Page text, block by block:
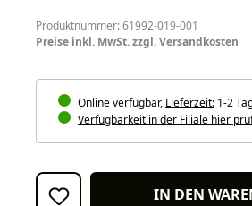
Produktnummer: 61992-019-001
Preise inkl. MwSt. zzgl. Versandkosten
Online verfügbar, Lieferzeit: 1-2
Verfügbarkeit in der Filiale hier
IN DEN